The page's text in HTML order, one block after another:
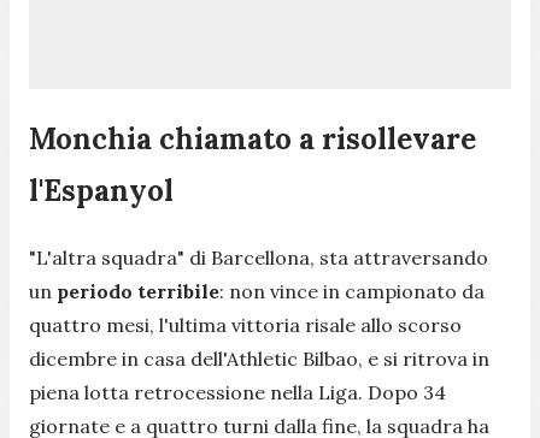
Monchia chiamato a risollevare
l'Espanyol
"L'altra squadra" di Barcellona, sta attraversando
un periodo terribile: non vince in campionato da
quattro mesi, l'ultima vittoria risale allo scorso
dicembre in casa dell'Athletic Bilbao, e si ritrova in
piena lotta retrocessione nella Liga. Dopo 34
giornate e a quattro turni dalla fine, la squadra ha